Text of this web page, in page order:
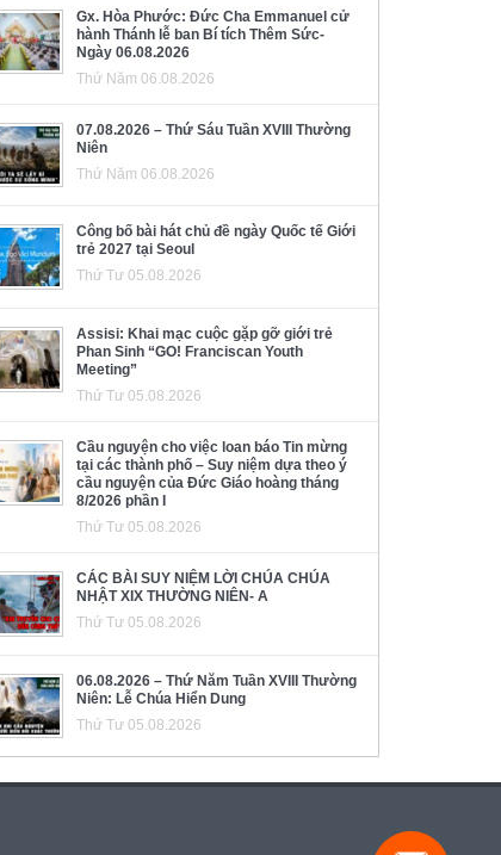
Gx. Hòa Phước: Đức Cha Emmanuel cử
hành Thánh lễ ban Bí tích Thêm Sức-
Ngày 06.08.2026
Thứ Năm 06.08.2026
07.08.2026 – Thứ Sáu Tuần XVIII Thường
Niên
Thứ Năm 06.08.2026
Công bố bài hát chủ đề ngày Quốc tế Giới
trẻ 2027 tại Seoul
Thứ Tư 05.08.2026
Assisi: Khai mạc cuộc gặp gỡ giới trẻ
Phan Sinh “GO! Franciscan Youth
Meeting”
Thứ Tư 05.08.2026
Cầu nguyện cho việc loan báo Tin mừng
tại các thành phố – Suy niệm dựa theo ý
cầu nguyện của Đức Giáo hoàng tháng
8/2026 phần I
Thứ Tư 05.08.2026
CÁC BÀI SUY NIỆM LỜI CHÚA CHÚA
NHẬT XIX THƯỜNG NIÊN- A
Thứ Tư 05.08.2026
06.08.2026 – Thứ Năm Tuần XVIII Thường
Niên: Lễ Chúa Hiển Dung
Thứ Tư 05.08.2026